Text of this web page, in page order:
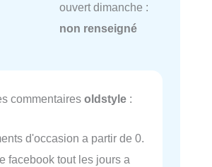
ouvert dimanche :
non renseigné
commentaires oldstyle :
d'occasion a partir de 0.
facebook tout les jours a